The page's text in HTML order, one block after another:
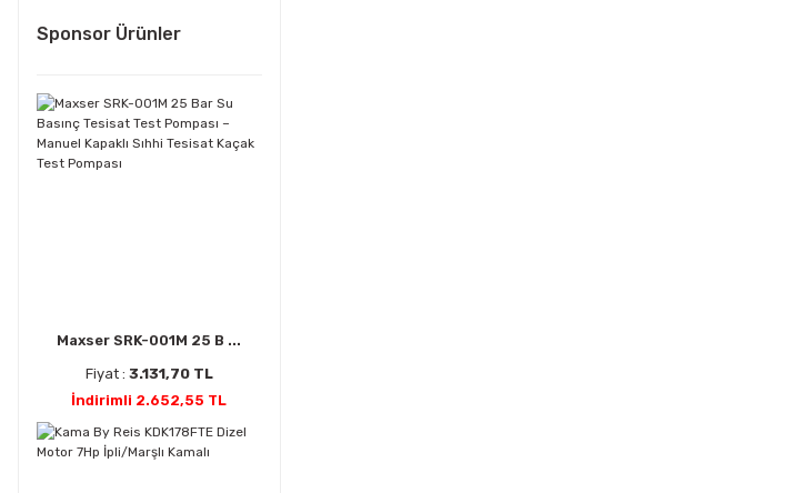
Sponsor Ürünler
Maxser SRK-001M 25 B ...
Fiyat : 3.131,70 TL
İndirimli 2.652,55 TL